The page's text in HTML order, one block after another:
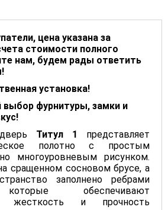
цена указана за
стоимости полного
нам, будем рады ответить
установка!
фурнитуры, замки и
Титул 1
представляет
полотно с простым
многоуровневым рисунком.
сращенном сосновом брусе, а
заполнено ребрами
обеспечивают
жесткость и прочность